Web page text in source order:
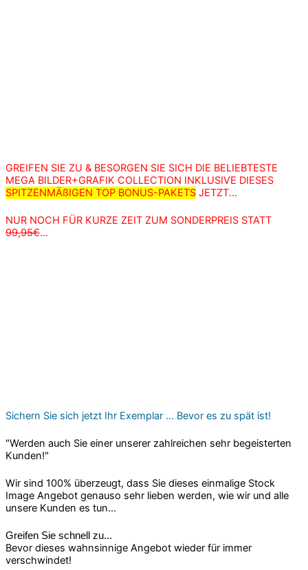
GREIFEN SIE ZU & BESORGEN SIE SICH DIE BELIEBTESTE
MEGA BILDER+GRAFIK COLLECTION INKLUSIVE DIESES
SPITZENMÄßIGEN TOP BONUS-PAKETS JETZT...
NUR NOCH FÜR KURZE ZEIT ZUM SONDERPREIS STATT
99,95€...
Sichern Sie sich jetzt Ihr Exemplar ... Bevor es zu spät ist!
"Werden auch Sie einer unserer zahlreichen sehr begeisterten
Kunden!"
Wir sind 100% überzeugt, dass Sie dieses einmalige Stock
Image Angebot genauso sehr lieben werden, wie wir und alle
unsere Kunden es tun...
Greifen Sie schnell zu...
Bevor dieses wahnsinnige Angebot wieder für immer
verschwindet!